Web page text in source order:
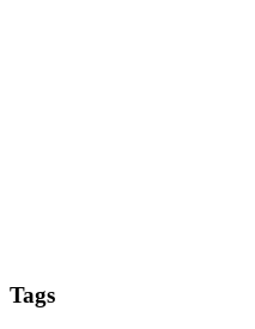
Tags